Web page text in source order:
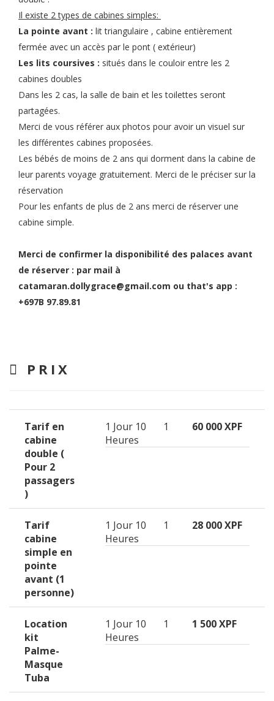
Il existe 2 types de cabines simples:
La pointe avant : lit triangulaire , cabine entièrement
fermée avec un accès par le pont ( extérieur)
Les lits coursives : situés dans le couloir entre les 2
cabines doubles
Dans les 2 cas, la salle de bain et les toilettes seront
partagées.
Merci de vous référer aux photos pour avoir un visuel sur
les différentes cabines proposées.
Les bébés de moins de 2 ans qui dorment dans la cabine de
leur parents voyage gratuitement. Merci de le préciser sur la
réservation
Pour les enfants de plus de 2 ans merci de réserver une
cabine simple.
Merci de confirmer la disponibilité des palaces avant
de réserver : par mail à
catamaran.dollygrace@gmail.com ou that's app :
+697B 97.89.81
PRIX
Tarif en
cabine
double (
Pour 2
passagers
)
1 Jour 10
Heures
1 60 000 XPF
Tarif
cabine
simple en
pointe
avant (1
personne)
1 Jour 10
Heures
1 28 000 XPF
Location
kit
Palme-
Masque
Tuba
1 Jour 10
Heures
1 1 500 XPF